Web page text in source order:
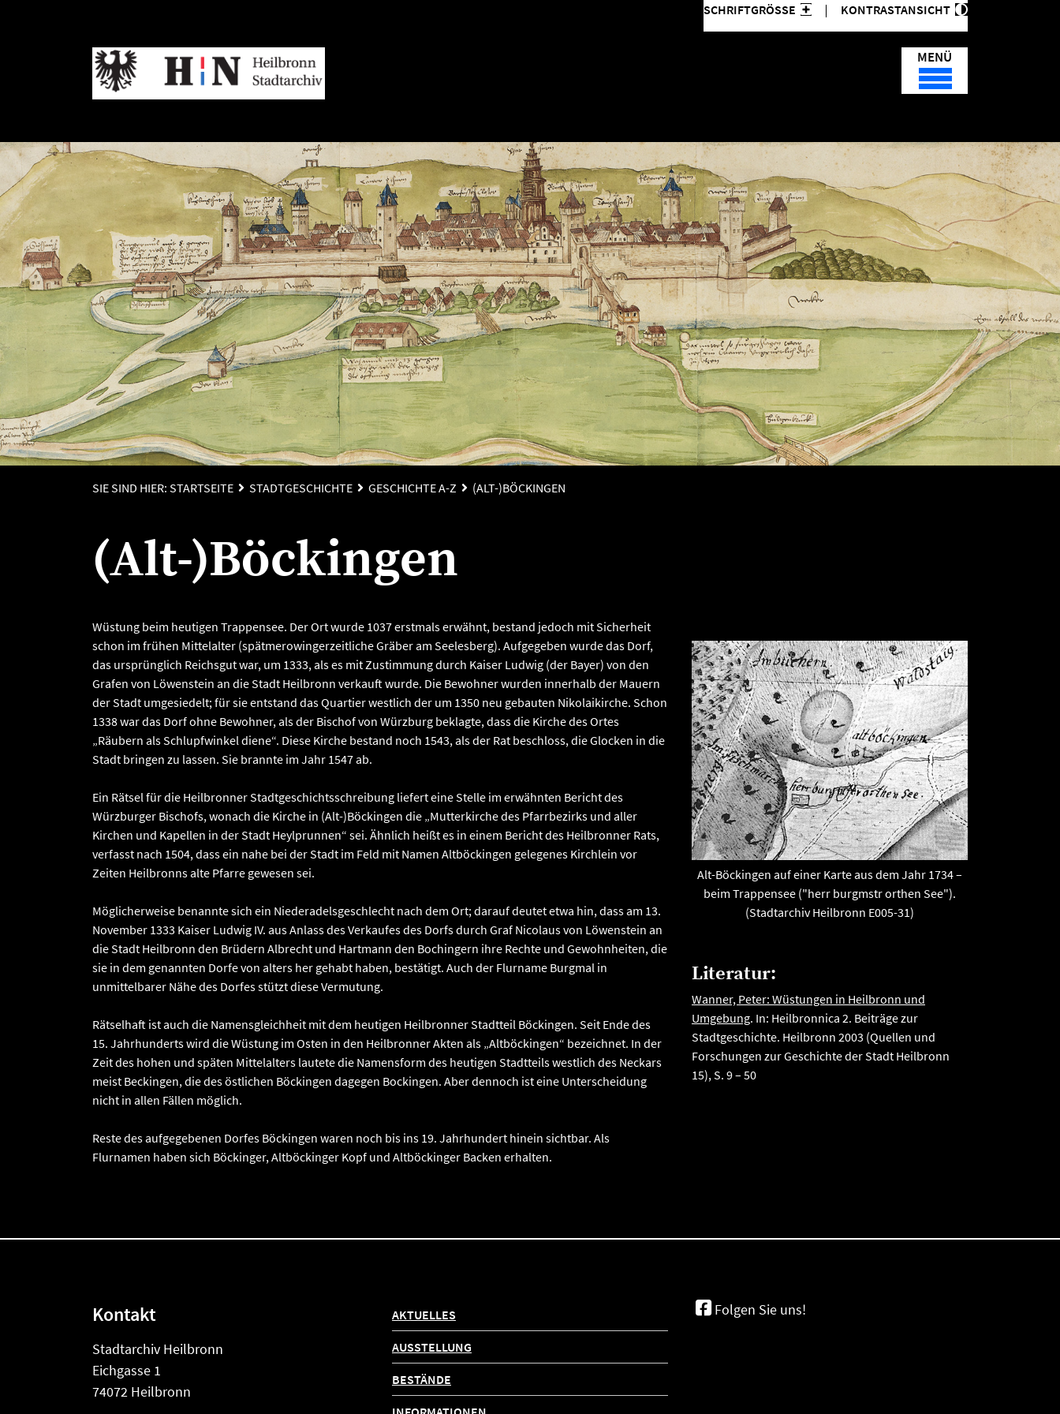
SCHRIFTGRÖSSE KONTRASTANSICHT
MENÜ
SIE SIND HIER: STARTSEITE STADTGESCHICHTE GESCHICHTE A-Z (ALT-)BÖCKINGEN
(Alt-)Böckingen
Wüstung beim heutigen Trappensee. Der Ort wurde 1037 erstmals erwähnt, bestand jedoch mit Sicherheit
schon im frühen Mittelalter (spätmerowingerzeitliche Gräber am Seelesberg). Aufgegeben wurde das Dorf,
das ursprünglich Reichsgut war, um 1333, als es mit Zustimmung durch Kaiser Ludwig (der Bayer) von den
Grafen von Löwenstein an die Stadt Heilbronn verkauft wurde. Die Bewohner wurden innerhalb der Mauern
der Stadt umgesiedelt; für sie entstand das Quartier westlich der um 1350 neu gebauten Nikolaikirche. Schon
1338 war das Dorf ohne Bewohner, als der Bischof von Würzburg beklagte, dass die Kirche des Ortes
„Räubern als Schlupfwinkel diene“. Diese Kirche bestand noch 1543, als der Rat beschloss, die Glocken in die
Stadt bringen zu lassen. Sie brannte im Jahr 1547 ab.
Ein Rätsel für die Heilbronner Stadtgeschichtsschreibung liefert eine Stelle im erwähnten Bericht des
Würzburger Bischofs, wonach die Kirche in (Alt-)Böckingen die „Mutterkirche des Pfarrbezirks und aller
Kirchen und Kapellen in der Stadt Heylprunnen“ sei. Ähnlich heißt es in einem Bericht des Heilbronner Rats,
verfasst nach 1504, dass ein nahe bei der Stadt im Feld mit Namen Altböckingen gelegenes Kirchlein vor
Zeiten Heilbronns alte Pfarre gewesen sei.
Möglicherweise benannte sich ein Niederadelsgeschlecht nach dem Ort; darauf deutet etwa hin, dass am 13.
November 1333 Kaiser Ludwig IV. aus Anlass des Verkaufes des Dorfs durch Graf Nicolaus von Löwenstein an
die Stadt Heilbronn den Brüdern Albrecht und Hartmann den Bochingern ihre Rechte und Gewohnheiten, die
sie in dem genannten Dorfe von alters her gehabt haben, bestätigt. Auch der Flurname Burgmal in
unmittelbarer Nähe des Dorfes stützt diese Vermutung.
Rätselhaft ist auch die Namensgleichheit mit dem heutigen Heilbronner Stadtteil Böckingen. Seit Ende des
15. Jahrhunderts wird die Wüstung im Osten in den Heilbronner Akten als „Altböckingen“ bezeichnet. In der
Zeit des hohen und späten Mittelalters lautete die Namensform des heutigen Stadtteils westlich des Neckars
meist Beckingen, die des östlichen Böckingen dagegen Bockingen. Aber dennoch ist eine Unterscheidung
nicht in allen Fällen möglich.
Reste des aufgegebenen Dorfes Böckingen waren noch bis ins 19. Jahrhundert hinein sichtbar. Als
Flurnamen haben sich Böckinger, Altböckinger Kopf und Altböckinger Backen erhalten.
Alt-Böckingen auf einer Karte aus dem Jahr 1734 –
beim Trappensee ("herr burgmstr orthen See").
(Stadtarchiv Heilbronn E005-31)
Literatur:
Wanner, Peter: Wüstungen in Heilbronn und
Umgebung. In: Heilbronnica 2. Beiträge zur
Stadtgeschichte. Heilbronn 2003 (Quellen und
Forschungen zur Geschichte der Stadt Heilbronn
15), S. 9 – 50
Kontakt
Stadtarchiv Heilbronn
Eichgasse 1
74072 Heilbronn
AKTUELLES
AUSSTELLUNG
BESTÄNDE
Folgen Sie uns!